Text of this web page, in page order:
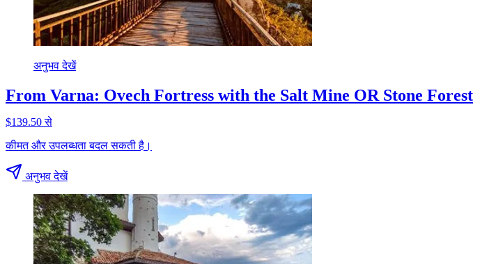
अनुभव देखें
From Varna: Ovech Fortress with the Salt Mine OR Stone Forest
$139.50 से
कीमत और उपलब्धता बदल सकती है।
अनुभव देखें